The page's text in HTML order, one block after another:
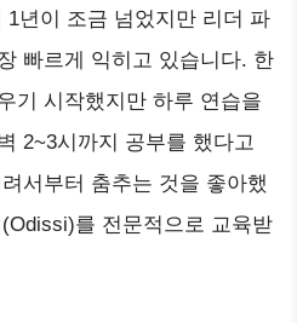
년이 조금 넘었지만 리더 파
빠르게 익히고 있습니다. 한
기 시작했지만 하루 연습을
2~3시까지 공부를 했다고
서부터 춤추는 것을 좋아했
를 전문적으로 교육받